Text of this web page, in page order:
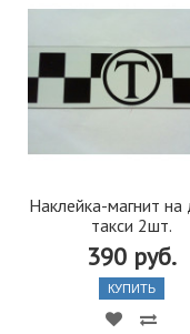
Наклейка-магнит на
такси 2шт.
390 руб.
КУПИТЬ